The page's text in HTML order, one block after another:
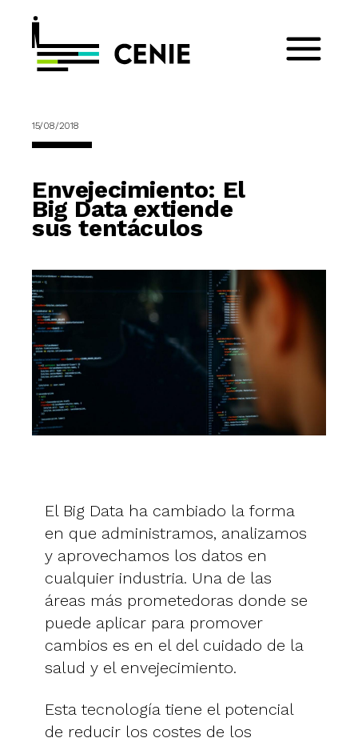
15/08/2018
Envejecimiento: El
Big Data extiende
sus tentáculos
El Big Data ha cambiado la forma
en que administramos, analizamos
y aprovechamos los datos en
cualquier industria. Una de las
áreas más prometedoras donde se
puede aplicar para promover
cambios es en el del cuidado de la
salud y el envejecimiento.
Esta tecnología tiene el potencial
de reducir los costes de los